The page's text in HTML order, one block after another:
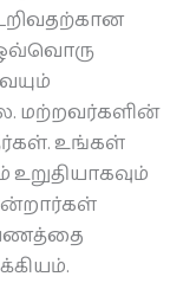
மற்றவர்களின்
உங்கள்